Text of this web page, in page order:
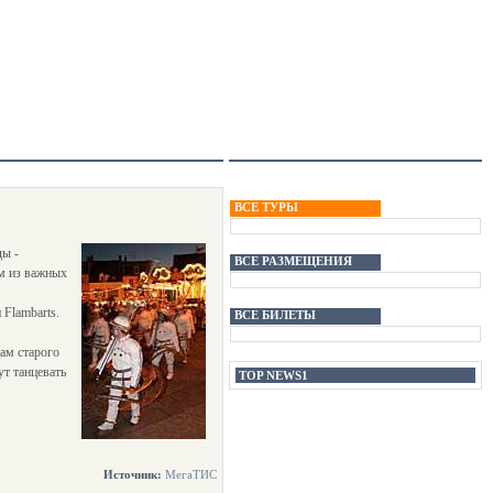
-
из важных
старого
танцевать
Источник: МегаТИС
ВСЕ ТУРЫ
ВСЕ РАЗМЕЩЕНИЯ
ВСЕ БИЛЕТЫ
TOP NEWS1